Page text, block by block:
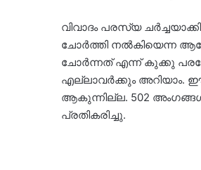
വിവാദം പരസ്യ
ചോര്‍ത്തി നല്‍കിയെന്ന
ചോര്‍ന്നത് എന്ന് കുക്കു
എല്ലാവര്‍ക്കും അറിയാം.
ആകുന്നില്ല. 502
പ്രതികരിച്ചു.